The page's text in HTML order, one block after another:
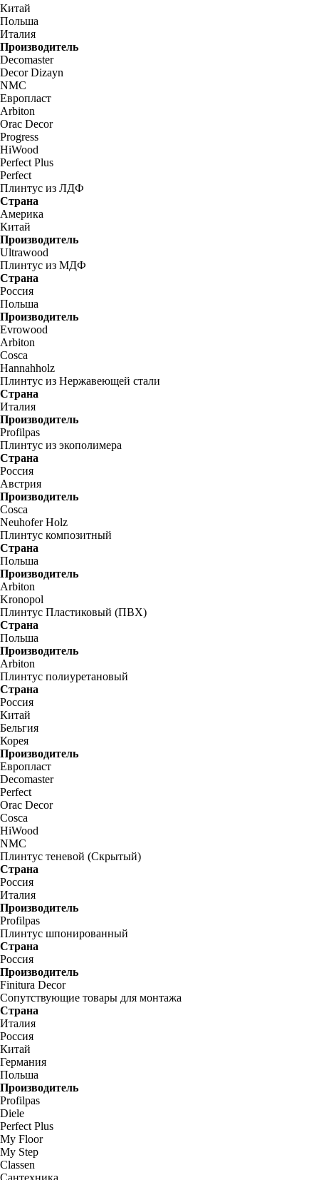
Китай
Польша
Италия
Производитель
Decomaster
Decor Dizayn
NMC
Европласт
Arbiton
Orac Decor
Progress
HiWood
Perfect Plus
Perfect
Плинтус из ЛДФ
Страна
Америка
Китай
Производитель
Ultrawood
Плинтус из МДФ
Страна
Россия
Польша
Производитель
Evrowood
Arbiton
Cosca
Hannahholz
Плинтус из Нержавеющей стали
Страна
Италия
Производитель
Profilpas
Плинтус из экополимера
Страна
Россия
Австрия
Производитель
Cosca
Neuhofer Holz
Плинтус композитный
Страна
Польша
Производитель
Arbiton
Kronopol
Плинтус Пластиковый (ПВХ)
Страна
Польша
Производитель
Arbiton
Плинтус полиуретановый
Страна
Россия
Китай
Бельгия
Корея
Производитель
Европласт
Decomaster
Perfect
Orac Decor
Cosca
HiWood
NMC
Плинтус теневой (Скрытый)
Страна
Россия
Италия
Производитель
Profilpas
Плинтус шпонированный
Страна
Россия
Производитель
Finitura Decor
Сопутствующие товары для монтажа
Страна
Италия
Россия
Китай
Германия
Польша
Производитель
Profilpas
Diele
Perfect Plus
My Floor
My Step
Classen
Сантехника